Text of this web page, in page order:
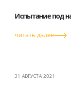
Испытание под
читать далее
31 АВГУСТА 2021